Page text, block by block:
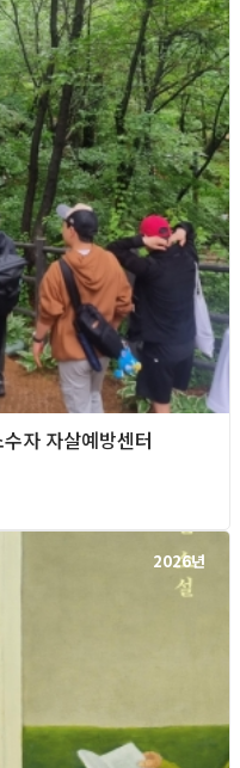
자 자살예방센터
2026년